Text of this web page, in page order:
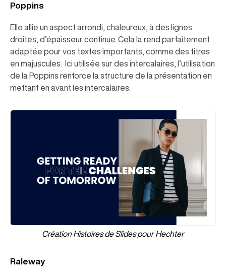
Poppins
Elle allie un aspect arrondi, chaleureux, à des lignes
droites, d’épaisseur continue. Cela la rend parfaitement
adaptée pour vos textes importants, comme des titres
en majuscules. Ici utilisée sur des intercalaires, l’utilisation
de la Poppins renforce la structure de la présentation en
mettant en avant les intercalaires.
Création Histoires de Slides pour Hechter
Raleway